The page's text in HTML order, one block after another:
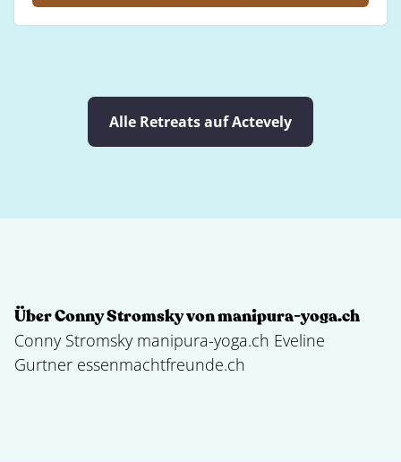
Alle Retreats auf Actevely
Über Conny Stromsky von manipura-yoga.ch
Conny Stromsky manipura-yoga.ch Eveline
Gurtner essenmachtfreunde.ch